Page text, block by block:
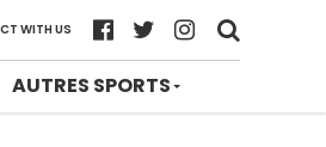
WITH US
AUTRES SPORTS